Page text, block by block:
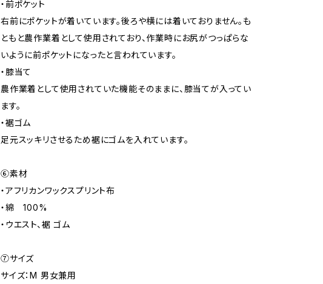
・前ポケット
右前にポケットが着いています。後ろや横には着いておりません。も
ともと農作業着として使用されており、作業時にお尻がつっぱらな
いように前ポケットになったと言われています。
・膝当て
農作業着として使用されていた機能そのままに、膝当てが入ってい
ます。
・裾ゴム
足元スッキリさせるため裾にゴムを入れています。
⑥素材
・アフリカンワックスプリント布
・綿 100%
・ウエスト、裾 ゴム
⑦サイズ
サイズ：M 男女兼用